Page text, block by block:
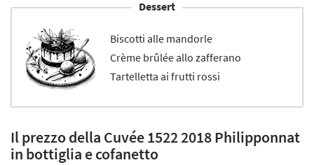
Dessert
Biscotti alle mandorle
Crème brûlée allo zafferano
Tartelletta ai frutti rossi
Il prezzo della Cuvée 1522 2018 Philipponnat
in bottiglia e cofanetto